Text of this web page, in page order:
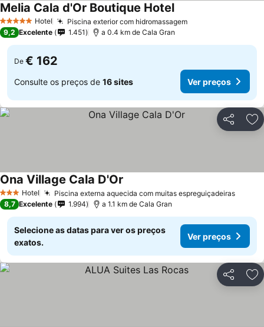
5 Estrelas Hotel Piscina exterior com hidromassagemVer preços
Melia Cala d'Or Boutique HotelVer preços
9,2 Excelente 1.451 a 0.4 km de Cala Gran
De € 162
Consulte os preços de 16 sites Ver preços
Partilhar
3 EstrelasHotel Piscina externa aquecida com muitas espreguiçadeirasVer
Ona Village Cala D'Or
8,7 Excelente 1.994 a 1.1 km de Cala Gran
Selecione as datas para ver os preços
exatos.
Ver preços
Partilhar